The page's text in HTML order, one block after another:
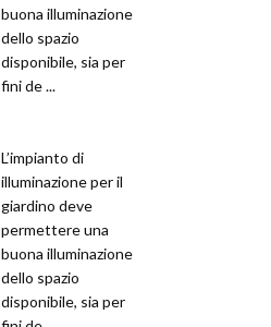
buona illuminazione
dello spazio
disponibile, sia per
fini de ...
L’impianto di
illuminazione per il
giardino deve
permettere una
buona illuminazione
dello spazio
disponibile, sia per